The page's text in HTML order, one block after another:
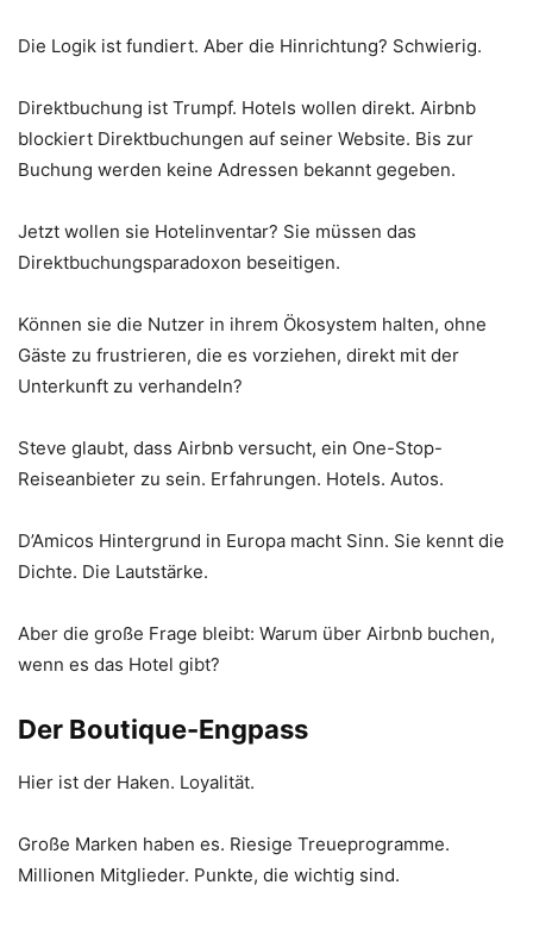
Die Logik ist fundiert. Aber die Hinrichtung? Schwierig.
Direktbuchung ist Trumpf. Hotels wollen direkt. Airbnb
blockiert Direktbuchungen auf seiner Website. Bis zur
Buchung werden keine Adressen bekannt gegeben.
Jetzt wollen sie Hotelinventar? Sie müssen das
Direktbuchungsparadoxon beseitigen.
Können sie die Nutzer in ihrem Ökosystem halten, ohne
Gäste zu frustrieren, die es vorziehen, direkt mit der
Unterkunft zu verhandeln?
Steve glaubt, dass Airbnb versucht, ein One-Stop-
Reiseanbieter zu sein. Erfahrungen. Hotels. Autos.
D’Amicos Hintergrund in Europa macht Sinn. Sie kennt die
Dichte. Die Lautstärke.
Aber die große Frage bleibt: Warum über Airbnb buchen,
wenn es das Hotel gibt?
Der Boutique-Engpass
Hier ist der Haken. Loyalität.
Große Marken haben es. Riesige Treueprogramme.
Millionen Mitglieder. Punkte, die wichtig sind.